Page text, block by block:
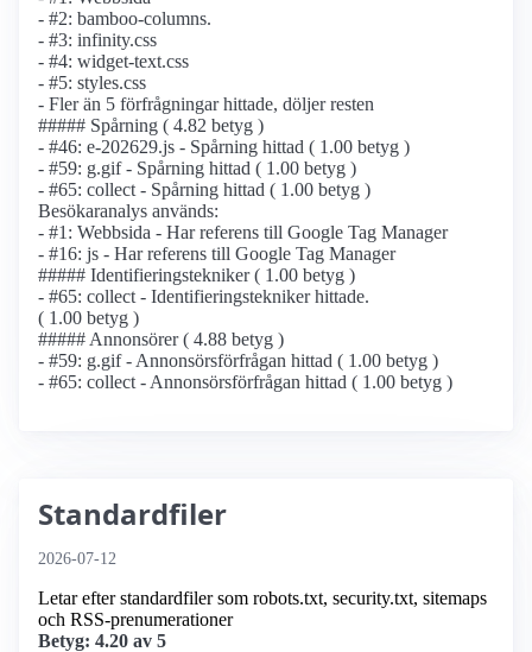
- #2: bamboo-columns.
- #3: infinity.css
- #4: widget-text.css
- #5: styles.css
- Fler än 5 förfrågningar hittade, döljer resten
##### Spårning ( 4.82 betyg )
- #46: e-202629.js - Spårning hittad ( 1.00 betyg )
- #59: g.gif - Spårning hittad ( 1.00 betyg )
- #65: collect - Spårning hittad ( 1.00 betyg )
Besökaranalys används:
- #1: Webbsida - Har referens till Google Tag Manager
- #16: js - Har referens till Google Tag Manager
##### Identifierings­tekniker ( 1.00 betyg )
- #65: collect - Identifierings­tekniker hittade.
( 1.00 betyg )
##### Annonsörer ( 4.88 betyg )
- #59: g.gif - Annonsörs­förfrågan hittad ( 1.00 betyg )
- #65: collect - Annonsörs­förfrågan hittad ( 1.00 betyg )
Standardfiler
2026-07-12
Letar efter standardfiler som robots.txt, security.txt, sitemaps
och RSS-prenumerationer
Betyg: 4.20 av 5